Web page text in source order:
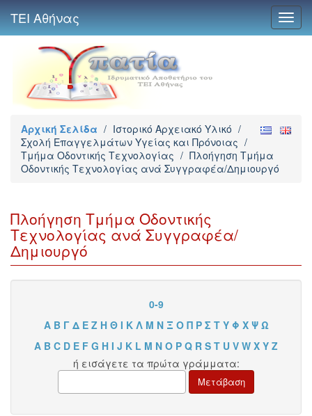
ΤΕΙ Αθήνας
Αρχική Σελίδα / Ιστορικό Αρχειακό Υλικό /
Σχολή Επαγγελμάτων Υγείας και Πρόνοιας /
Τμήμα Οδοντικής Τεχνολογίας / Πλοήγηση Τμήμα
Οδοντικής Τεχνολογίας ανά Συγγραφέα/Δημιουργό
Πλοήγηση Τμήμα Οδοντικής
Τεχνολογίας ανά Συγγραφέα/
Δημιουργό
0-9
Α Β Γ Δ Ε Ζ Η Θ Ι Κ Λ Μ Ν Ξ Ο Π Ρ Σ Τ Υ Φ Χ Ψ Ω
A B C D E F G H I J K L M N O P Q R S T U V W X Y Z
ή εισάγετε τα πρώτα γράμματα: